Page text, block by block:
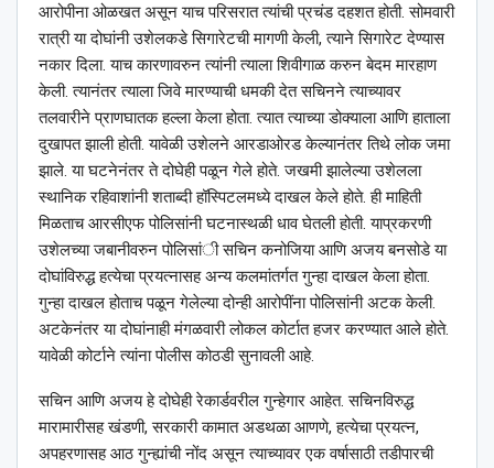
आरोपीना ओळखत असून याच परिसरात त्यांची प्रचंड दहशत होती. सोमवारी
रात्री या दोघांनी उशेलकडे सिगारेटची मागणी केली, त्याने सिगारेट देण्यास
नकार दिला. याच कारणावरुन त्यांनी त्याला शिवीगाळ करुन बेदम मारहाण
केली. त्यानंतर त्याला जिवे मारण्याची धमकी देत सचिनने त्याच्यावर
तलवारीने प्राणघातक हल्ला केला होता. त्यात त्याच्या डोक्याला आणि हाताला
दुखापत झाली होती. यावेळी उशेलने आरडाओरड केल्यानंतर तिथे लोक जमा
झाले. या घटनेनंतर ते दोघेही पळून गेले होते. जखमी झालेल्या उशेलला
स्थानिक रहिवाशांनी शताब्दी हॉस्पिटलमध्ये दाखल केले होते. ही माहिती
मिळताच आरसीएफ पोलिसांनी घटनास्थळी धाव घेतली होती. याप्रकरणी
उशेलच्या जबानीवरुन पोलिसांी सचिन कनोजिया आणि अजय बनसोडे या
दोघांविरुद्ध हत्येचा प्रयत्नासह अन्य कलमांतर्गत गुन्हा दाखल केला होता.
गुन्हा दाखल होताच पळून गेलेल्या दोन्ही आरोपींना पोलिसांनी अटक केली.
अटकेनंतर या दोघांनाही मंगळवारी लोकल कोर्टात हजर करण्यात आले होते.
यावेळी कोर्टाने त्यांना पोलीस कोठडी सुनावली आहे.
सचिन आणि अजय हे दोघेही रेकार्डवरील गुन्हेगार आहेत. सचिनविरुद्ध
मारामारीसह खंडणी, सरकारी कामात अडथळा आणणे, हत्येचा प्रयत्न,
अपहरणासह आठ गुन्ह्यांची नोंद असून त्याच्यावर एक वर्षासाठी तडीपारची